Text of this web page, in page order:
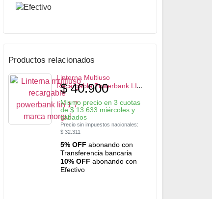
Productos relacionados
Linterna Multiuso
Recargable Powerbank LIN
1-7 marca Morgul
$40.900
Mismo precio en 3 cuotas
de$13.633 miércoles y
sábados
Precio sin impuestos nacionales:
$32.311
5% OFF abonando con
Transferencia bancaria
10% OFF abonando con
Efectivo